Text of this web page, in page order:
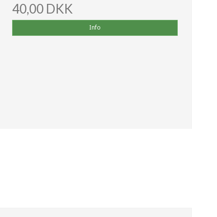
40,00 DKK
Info